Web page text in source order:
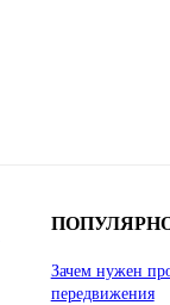
Зачем нужен
передвижения